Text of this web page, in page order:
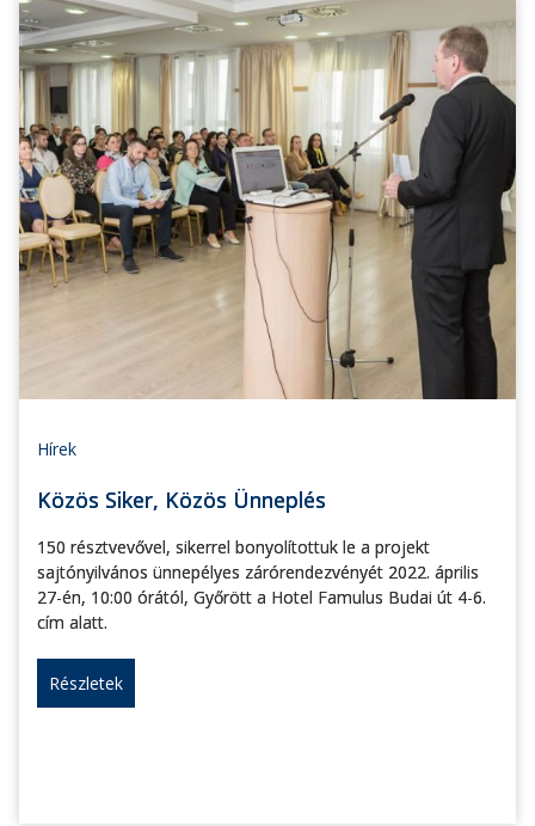
Hírek
Közös Siker, Közös Ünneplés
150 résztvevővel, sikerrel bonyolítottuk le a projekt
sajtónyilvános ünnepélyes zárórendezvényét 2022. április
27-én, 10:00 órától, Győrött a Hotel Famulus Budai út 4-6.
cím alatt.
Részletek